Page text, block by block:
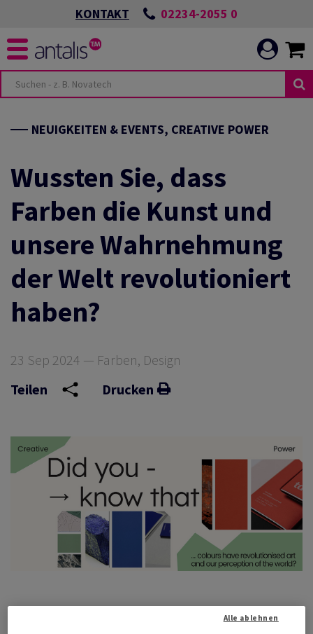
KONTAKT 02234-2055 0
NEUIGKEITEN & EVENTS, CREATIVE POWER
Wussten Sie, dass
Farben die Kunst und
unsere Wahrnehmung
der Welt revolutioniert
haben?
23 Sep 2024 — Farben, Design
Teilen
Drucken
Alle ablehnen